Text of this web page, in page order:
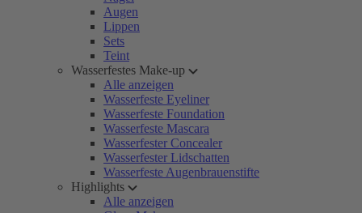
Augen
Lippen
Sets
Teint
Wasserfestes Make-up
Alle anzeigen
Wasserfeste Eyeliner
Wasserfeste Foundation
Wasserfeste Mascara
Wasserfester Concealer
Wasserfester Lidschatten
Wasserfeste Augenbrauenstifte
Highlights
Alle anzeigen